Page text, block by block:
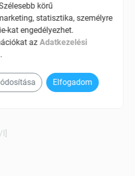
l]
körű
statisztika, személyre
kat engedélyezhet.
az Adatkezelési
Elfogadom